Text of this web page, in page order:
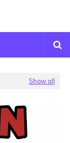
Show all